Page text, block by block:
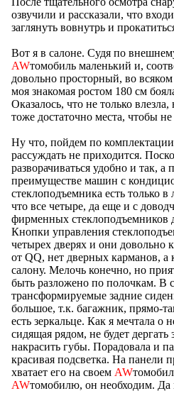
озвучили и рассказали, что
заглянуть вовнутрь и
Вот я в салоне. Судя по
AWтомобиль маленький и,
довольно просторный, во
моя знакомая ростом 180 см
Оказалось, что не только
тоже достаточно места, чтобы
Ну что, пойдем по
рассуждать не приходится.
разворачиваться удобно и так,
преимуществе машин с
стеклоподъемника есть только
что все четыре, да еще и с
фирменных стеклоподъемников
Кнопки управления
четырех дверях и они
от QQ, нет дверных карманов, а
салону. Мелочь конечно, но
быть разложено по полочкам. В
трансформируемые задние
большое, т.к. багажник, прямо-
есть зеркальце. Как я мечтала о
сидящая рядом, не будет
накрасить губы. Порадовала и
красивая подсветка. На панели
хватает его на своем AW
AWтомобилю, он необходим. Да